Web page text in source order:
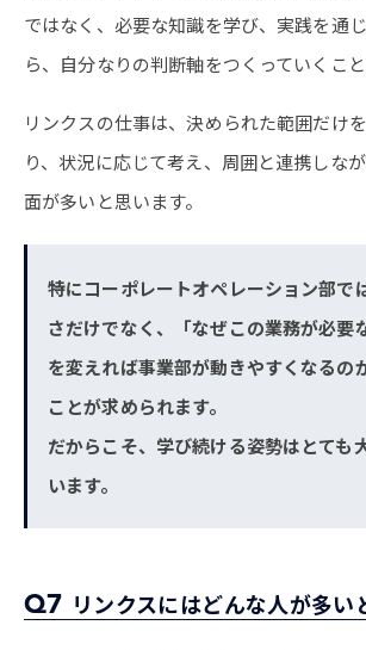
ではなく、必要な知識を学び、実践を通
ら、自分なりの判断軸をつくっていくこと
リンクスの仕事は、決められた範囲だけ
り、状況に応じて考え、周囲と連携しな
面が多いと思います。
特にコーポレートオペレーション部で
さだけでなく、「なぜこの業務が必要
を変えれば事業部が動きやすくなるの
ことが求められます。
だからこそ、学び続ける姿勢はとても
います。
Q7 リンクスにはどんな人が多い